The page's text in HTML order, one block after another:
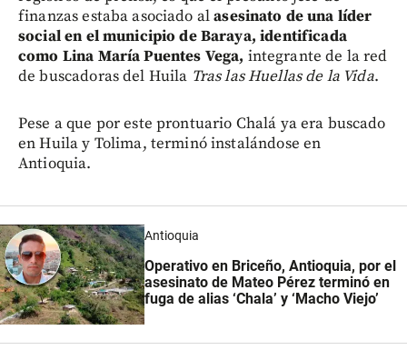
finanzas estaba asociado alasesinato de una líder
social en el municipio de Baraya, identificada
como Lina María Puentes Vega, integrante de la red
de buscadoras del Huila Tras las Huellas de la Vida.
Pese a que por este prontuario Chalá ya era buscado
en Huila y Tolima, terminó instalándose en
Antioquia.
Antioquia
Operativo en Briceño, Antioquia, por el
asesinato de Mateo Pérez terminó en
fuga de alias ‘Chala’ y ‘Macho Viejo’